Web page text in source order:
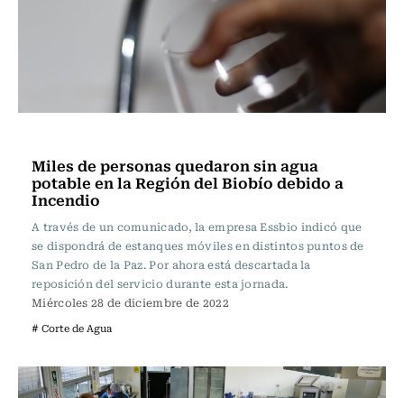
Miles de personas quedaron sin agua
potable en la Región del Biobío debido a
Incendio
A través de un comunicado, la empresa Essbio indicó que
se dispondrá de estanques móviles en distintos puntos de
San Pedro de la Paz. Por ahora está descartada la
reposición del servicio durante esta jornada.
Miércoles 28 de diciembre de 2022
# Corte de Agua